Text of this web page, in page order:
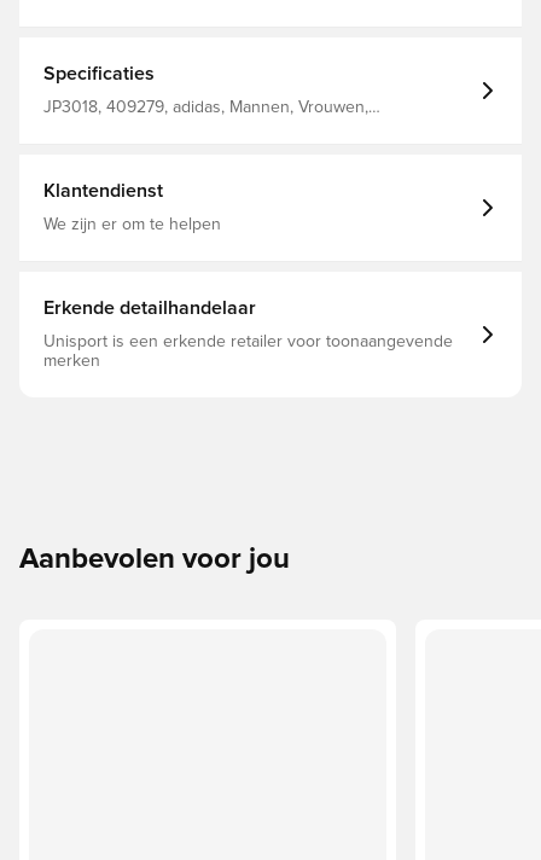
clubembleem op de pijp. Lichtgewicht interlock materiaal
en vochtregulerend AEROREADY helpen je comfortabel
en droog te blijven terwijl het voetbalspektakel intenser
embleem
Specificaties
JP3018, 409279, adidas, Mannen, Vrouwen,
Klantendienst
We zijn er om te helpen
Erkende detailhandelaar
Unisport is een erkende retailer voor toonaangevende
merken
Aanbevolen voor jou